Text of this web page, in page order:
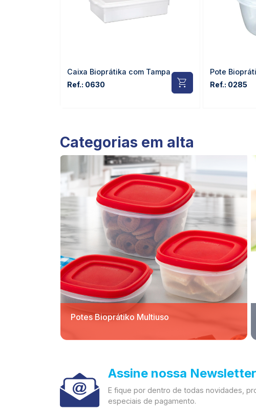
Caixa Bioprátika com Tampa
Ref.: 0630
Pote
Ref.: 0285
Categorias em alta
Potes Bioprátiko Multiuso
Assine nossa Newsletter
E fique por dentro de todas novidades,
especiais de pagamento.